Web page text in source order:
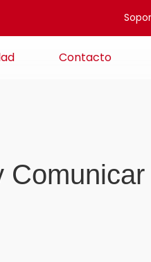
Contacto
Comunicar